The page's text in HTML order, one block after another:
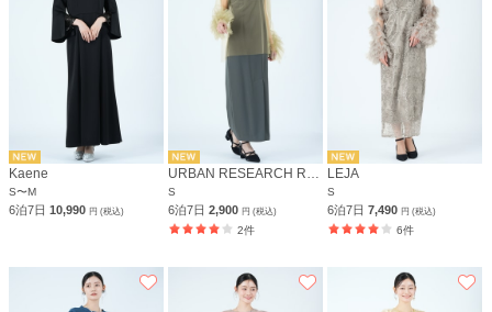
Kaene
S〜M
6泊7日 10,990 円 (税込)
URBAN RESEARCH ROSSO
S
6泊7日2,900円 (税込)
2件
LEJA
S
6泊7日7,490円 (税込)
6件